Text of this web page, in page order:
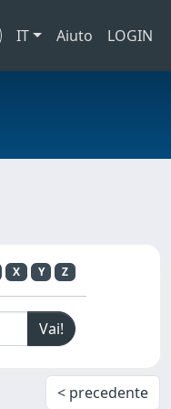
IT Aiuto LOGIN
X Y Z
< precedente